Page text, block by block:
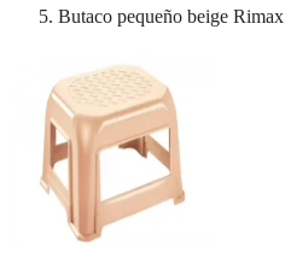
Butaco pequeño beige Rimax